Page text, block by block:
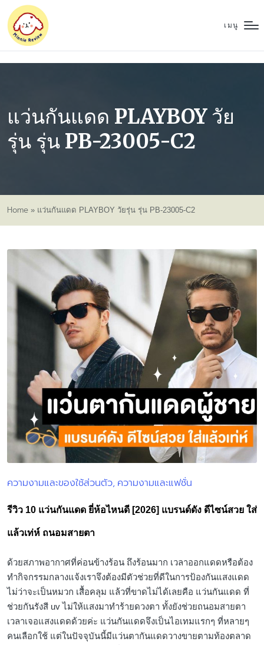
เมนู
แว่นกันแดด PLAYBOY วัย
รุ่น รุ่น PB-23005-C2
Home » แว่นกันแดด PLAYBOY วัยรุ่น รุ่น PB-23005-C2
Posted
ความงามและของใช้ส่วนตัว ความงามและแฟชั่น
รีวิว 10 แว่นกันแดด ยี่ห้อไหนดี [2026] แบรนด์ดัง ดีไซน์สวย ใส่
แล้วเท่ห์ ถนอมสายตา
ด้วยสภาพอากาศที่ค่อนข้างร้อน ถึงร้อนมาก เวลาออกแดดหรือต้อง
ทำกิจกรรมกลางแจ้งเราจึงต้องมีตัวช่วยที่ดีในการป้องกันแสงแดด
ไม่ว่าจะเป็นหมวก เสื้อคลุม แล้วที่ขาดไม่ได้เลยคือ แว่นกันแดด ที่
ช่วยกันรังสี uv ไม่ให้แสงมาทำร้ายดวงตา ทั้งยังช่วยถนอมสายตา
เวลาเจอแสงแดดด้วยค่ะ แว่นกันแดดจึงเป็นไอเทมแรกๆ ที่หลายๆ
คนเลือกใช้ แต่ในปัจจุบันนี้มีแว่นตากันแดดวางขายตามท้องตลาด